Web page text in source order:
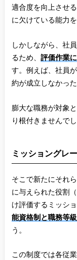
適合度を向上させ
に欠けている能力
しかしながら、社
るため、 評価作業
す。例えば、社員
約が成立しなかっ
膨大な職務が対象
り根付きませんでし
ミッショングレ
そこで新たにそれ
に与えられた役割
け評価するミッシ
能資格制と職務等
う。
この制度では各従